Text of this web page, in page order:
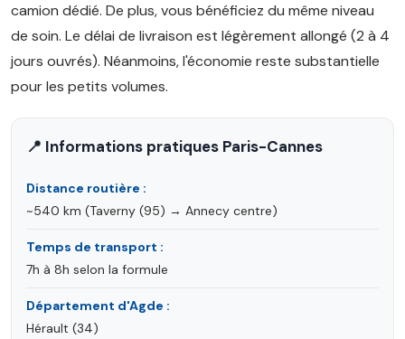
camion dédié. De plus, vous bénéficiez du même niveau
de soin. Le délai de livraison est légèrement allongé (2 à 4
jours ouvrés). Néanmoins, l'économie reste substantielle
pour les petits volumes.
📍 Informations pratiques Paris-Cannes
Distance routière :
~540 km (Taverny (95) → Annecy centre)
Temps de transport :
7h à 8h selon la formule
Département d'Agde :
Hérault (34)